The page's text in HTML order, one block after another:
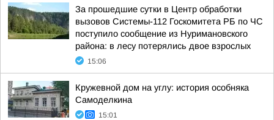
За прошедшие сутки в Центр обработки
вызовов Системы-112 Госкомитета РБ по ЧС
поступило сообщение из Нуримановского
района: в лесу потерялись двое взрослых
15:06
Кружевной дом на углу: история особняка
Самоделкина
15:01